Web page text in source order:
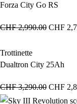
Forza City Go RS
CHF2,990.00 CHF
Trottinette
Dualtron City 25Ah
CHF3,290.00 CHF